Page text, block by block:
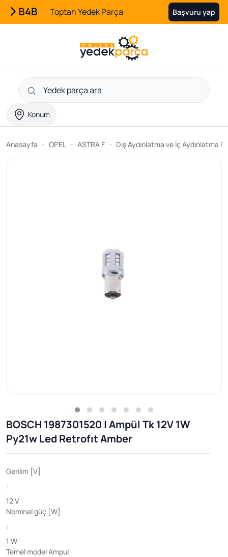
B4B Toptan Yedek Parça Başvuru yap
Konum
Anasayfa OPEL ASTRA F Dış Aydınlatma ve İç Aydınlatma
BOSCH 1987301520 | Ampül Tk 12V 1W
Py21w Led Retrofıt Amber
Gerilim [V]
:
12 V
Nominal güç [W]
:
1 W
Temel model Ampul